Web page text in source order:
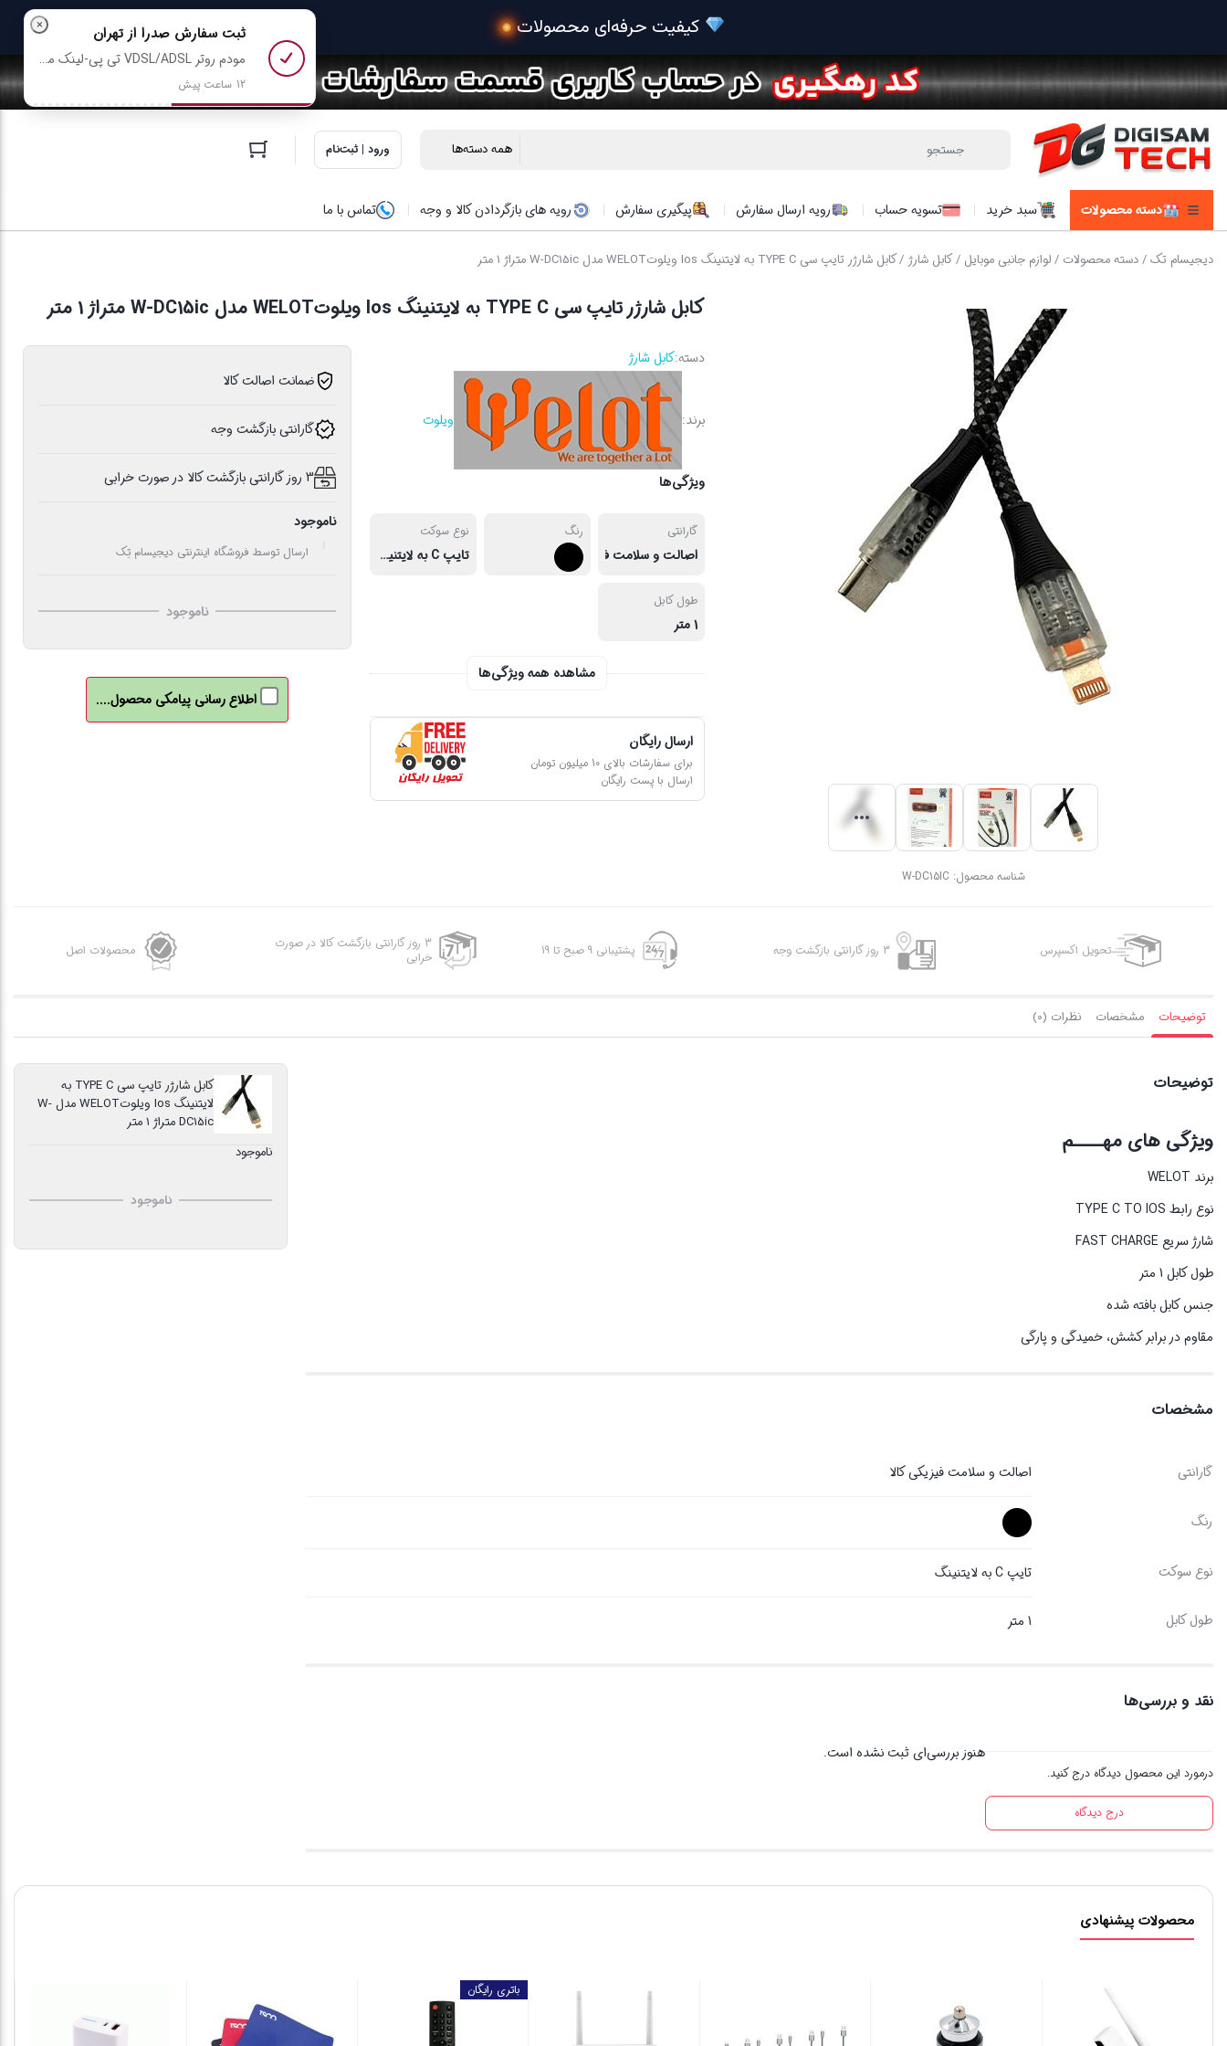
ورود | ثبت‌نام
دسته محصولات سبد خرید تسویه حساب رویه ارسال سفارش پیگیری سفارش رویه های بازگردادن کالا و وجه تماس با ما
دیجیسام تک/دسته محصولات /لوازم جانبی موبایل /کابل شارژ / کابل شارژر تایپ سی TYPE C به لایتنینگ Ios ویلوتWELOT مدل W-DC15ic متراژ 1 متر
شناسه محصول:W-DC15IC
کابل شارژر تایپ سی TYPE C به لایتنینگ Ios ویلوتWELOT مدل W-DC15ic متراژ 1 متر
دسته:کابل شارژ
برند: ویلوت
ویژگی‌ها
گارانتی
اصالت و سلامت فیزیکی کالا
رنگ نوع سوکت
تایپ C به لایتنینگ
طول کابل
1 متر
مشاهده همه ویژگی‌ها
ارسال رایگان
برای سفارشات بالای 10 میلیون تومان
ارسال با پست رایگان
ضمانت اصالت کالا
گارانتی بازگشت وجه
3 روز گارانتی بازگشت کالا در صورت خرابی
ناموجود
ارسال توسط فروشگاه اینترنتی دیجیسام تِک
ناموجود
اطلاع رسانی پیامکی محصول....
تحویل اکسپرس 3 روز گارانتی بازگشت وجه پشتیبانی 9 صبح تا 19
3 روز گارانتی بازگشت کالا در صورت
خرابی
محصولات اصل
توضیحات مشخصات نظرات (0)
توضیحات
ویژگی های مهــــم
برند WELOT
نوع رابط TYPE C TO IOS
شارژ سریع FAST CHARGE
طول کابل 1 متر
جنس کابل بافته شده
مقاوم در برابر کشش، خمیدگی و پارگی
مشخصات
گارانتی اصالت و سلامت فیزیکی کالا
رنگ
نوع سوکت تایپ C به لایتنینگ
طول کابل 1 متر
نقد و بررسی‌ها
درمورد این محصول دیدگاه درج کنید.
درج دیدگاه
هنوز بررسی‌ای ثبت نشده است.
کابل شارژر تایپ سی TYPE C به
لایتنینگ Ios ویلوتWELOT مدل W-
DC15ic متراژ 1 متر
ناموجود
ناموجود
محصولات پیشنهادی
× ثبت سفارش صدرا از تهران
مودم روتر VDSL/ADSL تی پی-لینک مدل TD-W9960-v1.20 رو خرید کرد
12 ساعت پیش